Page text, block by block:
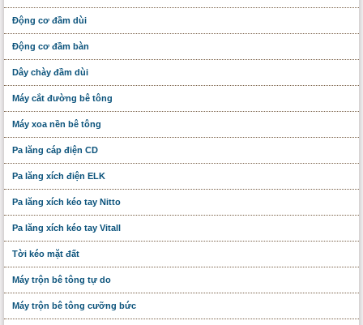
Động cơ đầm dùi
Động cơ đầm bàn
Dây chày đầm dùi
Máy cắt đường bê tông
Máy xoa nền bê tông
Pa lăng cáp điện CD
Pa lăng xích điện ELK
Pa lăng xích kéo tay Nitto
Pa lăng xích kéo tay Vitall
Tời kéo mặt đất
Máy trộn bê tông tự do
Máy trộn bê tông cưỡng bức